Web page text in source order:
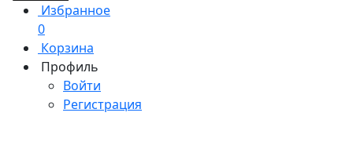
Избранное
0
Корзина
Профиль
Войти
Регистрация